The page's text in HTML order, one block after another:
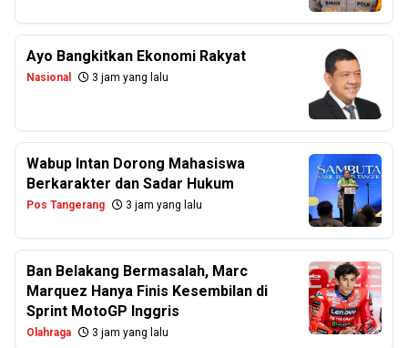
Ayo Bangkitkan Ekonomi Rakyat
Nasional 3 jam yang lalu
Wabup Intan Dorong Mahasiswa
Berkarakter dan Sadar Hukum
Pos Tangerang 3 jam yang lalu
Ban Belakang Bermasalah, Marc
Marquez Hanya Finis Kesembilan di
Sprint MotoGP Inggris
Olahraga 3 jam yang lalu